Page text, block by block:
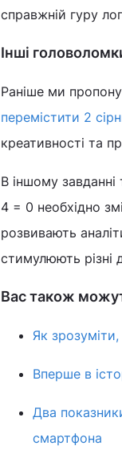
справжній гуру
Інші
Раніше ми
перемістити 2
креативності та
В іншому завданні
4 = 0 необхідно
розвивають
стимулюють різні
Вас також
Як
Вперше в
Два
смартфона